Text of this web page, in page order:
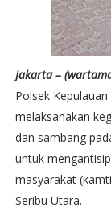
Jakarta –
Polsek
melaksanakan
dan sambang
untuk
masyarakat
Seribu Utara.